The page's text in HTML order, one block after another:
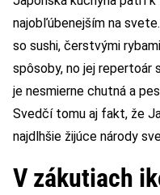
najobľúbenejším na
so sushi, čerstvými
spôsoby, no jej repertoár
je nesmierne chutná a
Svedčí tomu aj fakt, že
najdlhšie žijúce národy
V zákutiach